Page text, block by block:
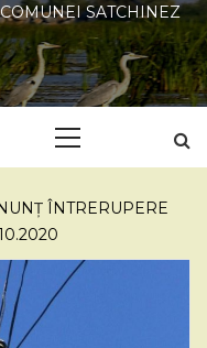
SATCHINEZ
ÎNTRERUPERE